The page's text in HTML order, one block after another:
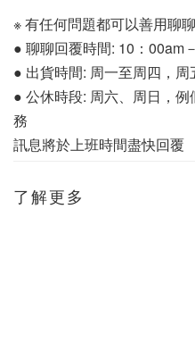
※ 有任何問題都可以善用聊
● 聊聊回覆時間: 10：00am
● 出貨時間: 周一至周四，
● 公休時段: 周六、周日，
務
訊息將於上班時間盡快回覆
了解更多